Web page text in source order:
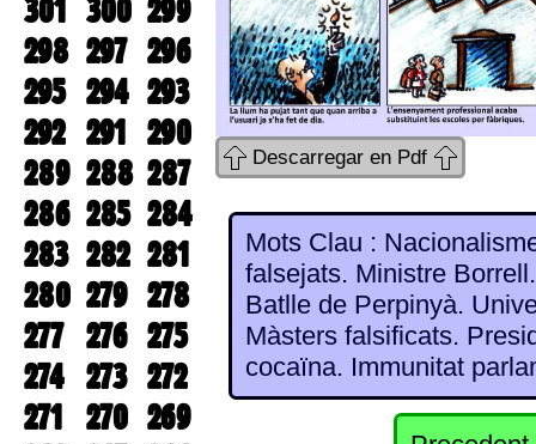
301 300 299
298 297 296
295 294 293
292 291 290
289 288 287
286 285 284
283 282 281
280 279 278
277 276 275
274 273 272
271 270 269
Descarregar en Pdf
Mots Clau :
falsejats. Ministre
Batlle de Perpinyà.
Màsters falsificats.
cocaïna. Immunitat